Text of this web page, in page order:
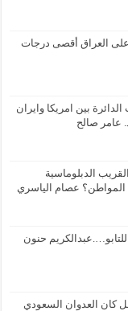
على العراق أقصى درجات
بين امريكا وايران
عامر صالح
الدبلوماسية
المواطن؟ عصام الياسري
للتابو….عبدالكريم حنون
كان العدوان السعودي